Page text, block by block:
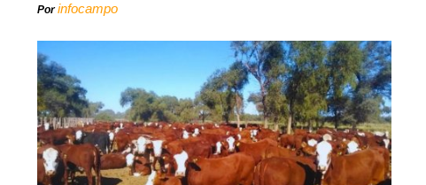
Porinfocampo